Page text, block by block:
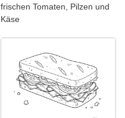
frischen Tomaten, Pilzen und
Käse